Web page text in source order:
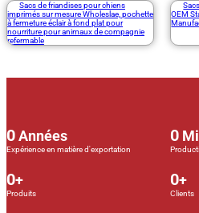
Sacs de friandises pour chiens
imprimés sur mesure Wholeslae, pochette
à fermeture éclair à fond plat pour
nourriture pour animaux de compagnie
refermable
OEM
0Années
Expérience en matière d'exportation
0
0+
Produits
0+
Clients